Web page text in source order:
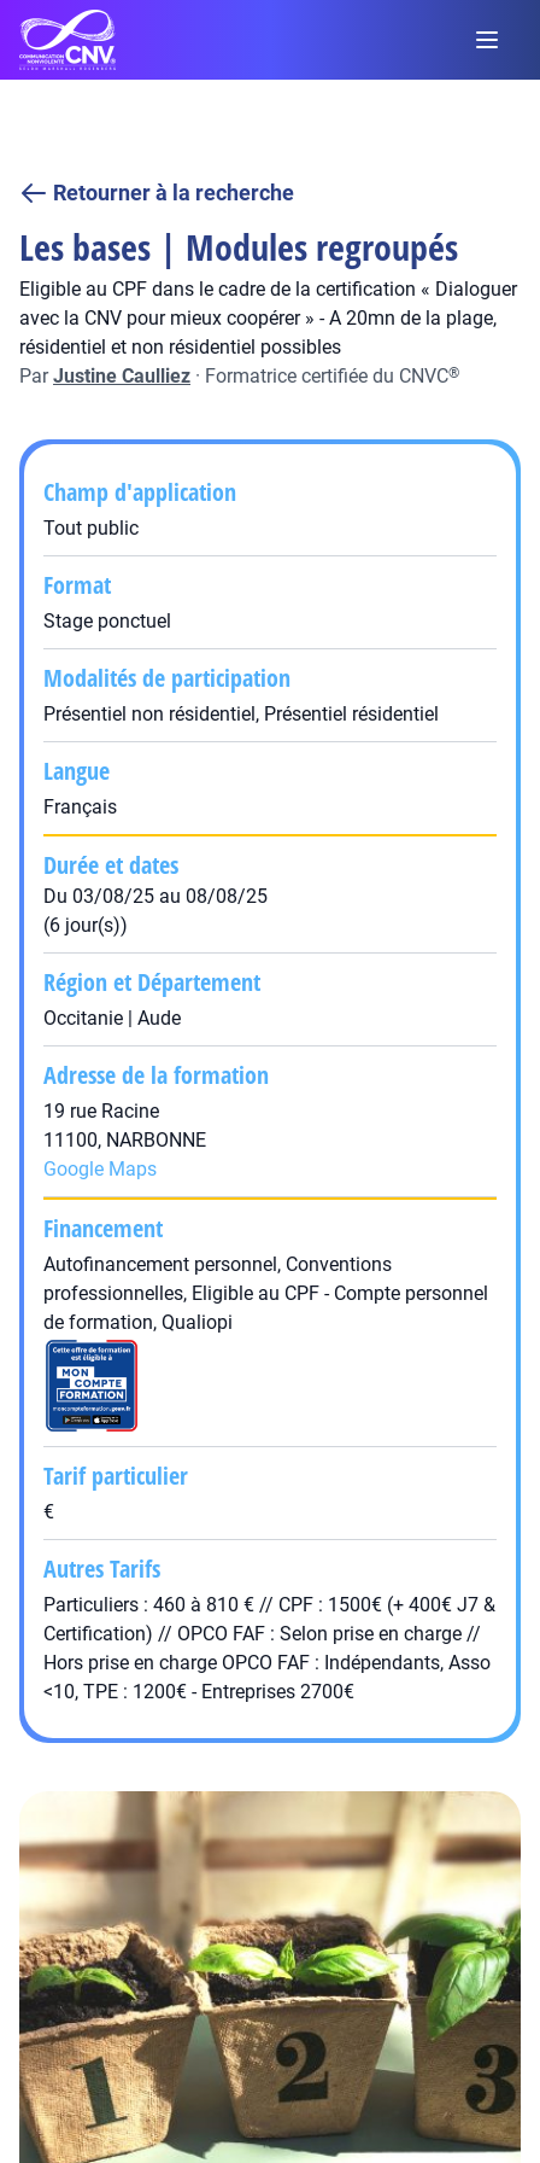
Retourner à la recherche
Les bases | Modules regroupés
Eligible au CPF dans le cadre de la certification « Dialoguer
avec la CNV pour mieux coopérer » - A 20mn de la plage,
résidentiel et non résidentiel possibles
ParJustine Caulliez · Formatrice certifiée du CNVC®
Champ d'application
Tout public
Format
Stage ponctuel
Modalités de participation
Présentiel non résidentiel, Présentiel résidentiel
Langue
Français
Durée et dates
Du 03/08/25 au 08/08/25
(6 jour(s))
Région et Département
Occitanie | Aude
Adresse de la formation
19 rue Racine
11100, NARBONNE
Google Maps
Financement
Autofinancement personnel, Conventions
professionnelles, Eligible au CPF - Compte personnel
de formation, Qualiopi
Tarif particulier
€
Autres Tarifs
Particuliers : 460 à 810 € // CPF : 1500€ (+ 400€ J7 &
Certification) // OPCO FAF : Selon prise en charge //
Hors prise en charge OPCO FAF : Indépendants, Asso
<10, TPE : 1200€ - Entreprises 2700€